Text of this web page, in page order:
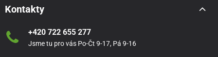
Kontakty
+420 722 655 277
Jsme tu pro vás Po-Čt 9-17, Pá 9-16